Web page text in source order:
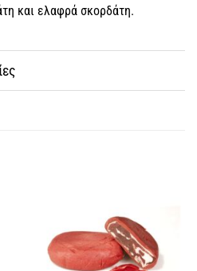
και ελαφρά σκορδάτη.